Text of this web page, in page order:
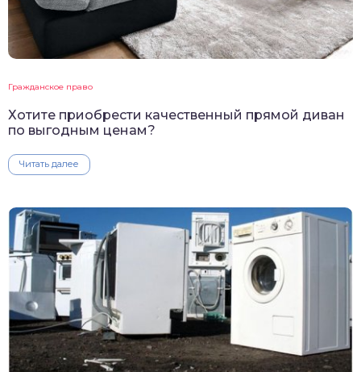
Гражданское право
Хотите приобрести качественный прямой диван
по выгодным ценам?
Читать далее